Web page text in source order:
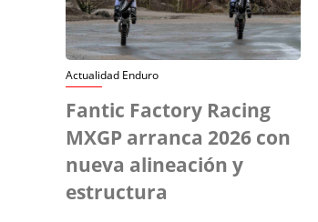
Actualidad Enduro
Fantic Factory Racing
MXGP arranca 2026 con
nueva alineación y
estructura